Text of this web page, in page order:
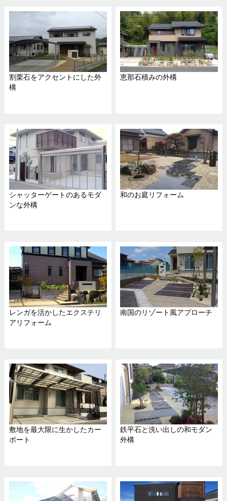
割栗石をアクセントにした外
構
恵那石積みの外構
シャッターゲートのあるモダ
ンな外構
和のお庭リフォーム
レンガを活かしたエクステリ
アリフォーム
南国のリゾート風アプローチ
敷地を最大限に生かしたカー
ポート
鉄平石と洗い出しの和モダン
外構